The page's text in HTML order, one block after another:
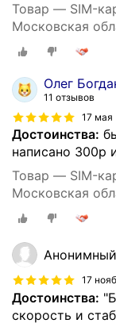
Товар — SIM-
Московская
Олег
11 отзывов
17 мая
Достоинства:
написано 300р
Товар — SIM-
Московская
17
Достоинства:
скорость и